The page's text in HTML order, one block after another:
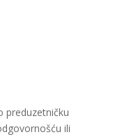
preduzetničku
ili